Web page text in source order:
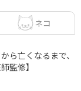
ネコ
亡くなるまで、
監修】